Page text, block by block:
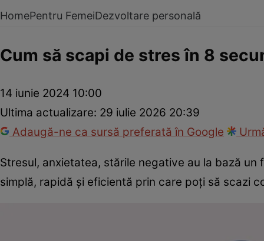
HomePentru FemeiDezvoltare personală
Cum să scapi de stres în 8
14 iunie 2024 10:00
Ultima actualizare: 29 iulie 2026 20:39
Adaugă-ne ca sursă preferată în Google
Stresul, anxietatea, stările negative au la bază
simplă, rapidă şi eficientă prin care poţi să scazi